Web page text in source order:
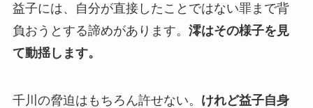
益子には、自分が直接したことではない罪まで背
負おうとする諦めがあります。 澪はその様子を見
て動揺します。
千川の脅迫はもちろん許せない。 けれど益子自身